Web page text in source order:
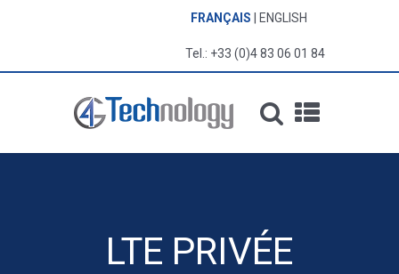
FRANÇAIS ENGLISH
Tel.: +33 (0)4 83 06 01 84
LTE PRIVÉE